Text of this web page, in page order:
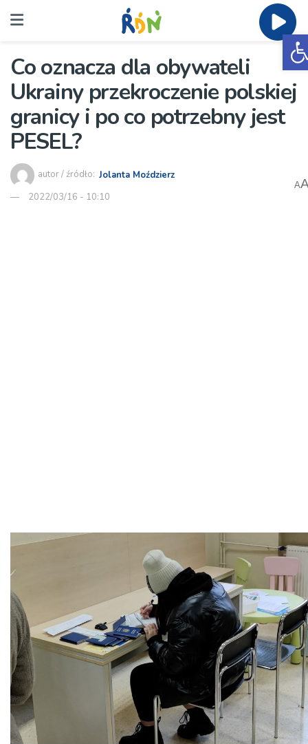
Co oznacza dla obywateli
Ukrainy przekroczenie polskiej
granicy i po co potrzebny jest
PESEL?
autor / źródło: Jolanta Moździerz
2022/03/16 - 10:10
A